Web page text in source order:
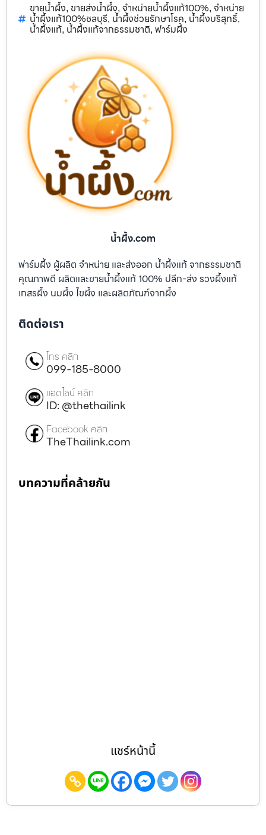
ขายน้ำผึ้ง, ขายส่งน้ำผึ้ง, จำหน่ายน้ำผึ้งแท้100%, จำหน่าย
น้ำผึ้งแท้100%ชลบุรี, น้ำผึ้งช่วยรักษาโรค, น้ำผึ้งบริสุทธิ์,
น้ำผึ้งแท้, น้ำผึ้งแท้จากธรรมชาติ, ฟาร์มผึ้ง
น้ำผึ้ง.com
ฟาร์มผึ้ง ผู้ผลิต จำหน่าย และส่งออก น้ำผึ้งแท้ จากธรรมชาติ
คุณภาพดี ผลิตและขายน้ำผึ้งแท้ 100% ปลีก-ส่ง รวงผึ้งแท้
เกสรผึ้ง นมผึ้ง ไขผึ้ง และผลิตภัณฑ์จากผึ้ง
ติดต่อเรา
โทร คลิก
099-185-8000
แอดไลน์ คลิก
ID: @thethailink
Facebook คลิก
TheThailink.com
บทความที่คล้ายกัน
แชร์หน้านี้